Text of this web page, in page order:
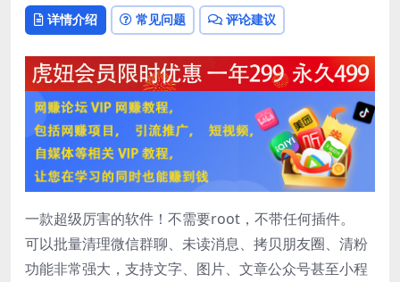
详情介绍 常见问题 评论建议
一款超级厉害的软件！不需要root，不带任何插件。
可以批量清理微信群聊、未读消息、拷贝朋友圈、清粉
功能非常强大，支持文字、图片、文章公众号甚至小程